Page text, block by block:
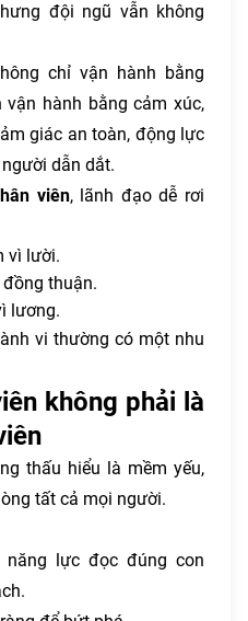
đội ngũ vẫn không
chỉ vận hành bằng
hành bằng cảm xúc,
giác an toàn, động lực
dẫn dắt.
viên, lãnh đạo dễ rơi
vì lười.
thuận.
lương.
vi thường có một nhu
không phải là
thấu hiểu là mềm yếu,
tất cả mọi người.
năng lực đọc đúng con